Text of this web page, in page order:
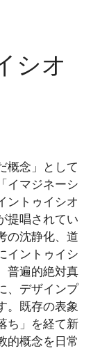
シオ
概念」として
イマジネーシ
ントゥイシオ
提唱されてい
の沈静化、道
イントゥイシ
普遍的絶対真
、デザインプ
。既存の表象
ち」を経て新
的概念を日常